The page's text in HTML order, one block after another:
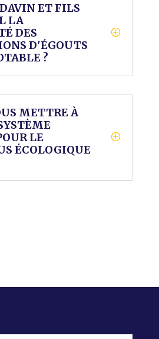
ET FILS
LA
DES
D'ÉGOUTS
?
METTRE À
LE
ÉCOLOGIQUE